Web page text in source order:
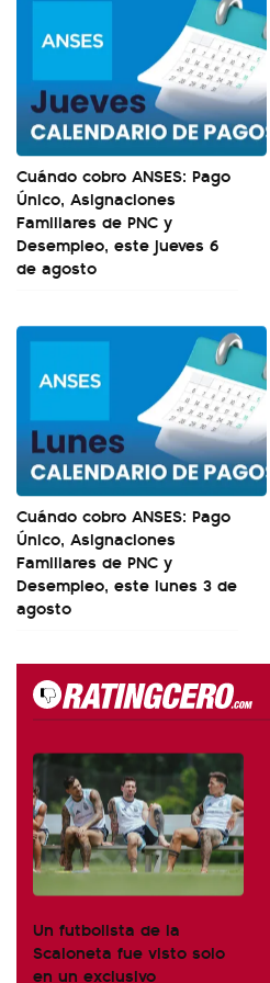
Cuándo cobro ANSES: Pago
Único, Asignaciones
Familiares de PNC y
Desempleo, este jueves 6
de agosto
Cuándo cobro ANSES: Pago
Único, Asignaciones
Familiares de PNC y
Desempleo, este lunes 3 de
agosto
Un futbolista de la
Scaloneta fue visto solo
en un exclusivo